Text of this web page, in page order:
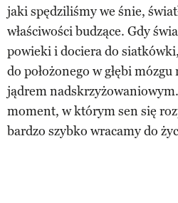
jaki spędziliśmy we śnie,
właściwości budzące. Gdy
powieki i dociera do siatkówki,
do położonego w głębi
jądrem
moment, w którym sen się
bardzo szybko wracamy do